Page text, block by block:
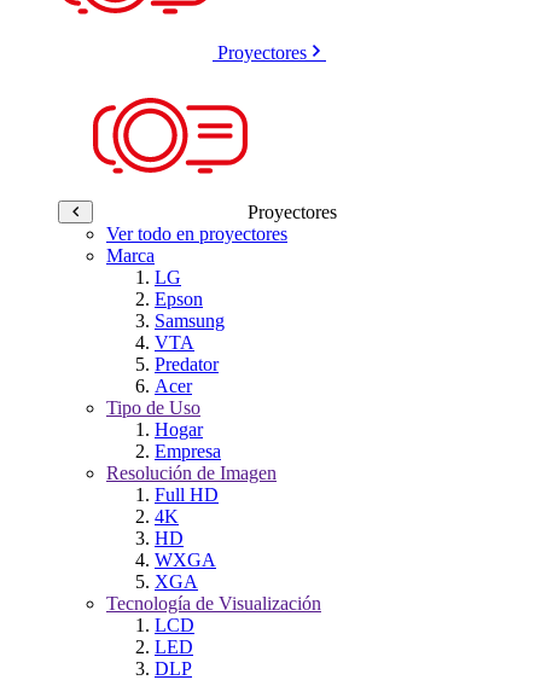
Proyectores
Proyectores
Ver todo en proyectores
Marca
LG
Epson
Samsung
VTA
Predator
Acer
Tipo de Uso
Hogar
Empresa
Resolución de Imagen
Full HD
4K
HD
WXGA
XGA
Tecnología de Visualización
LCD
LED
DLP